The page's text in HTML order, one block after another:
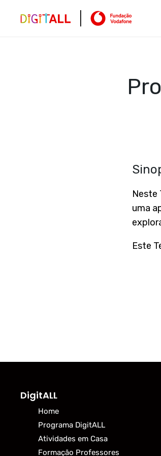
Neste
uma
Este
DigitALL
Home
Programa DigitALL
Atividades em Casa
Formação Professores